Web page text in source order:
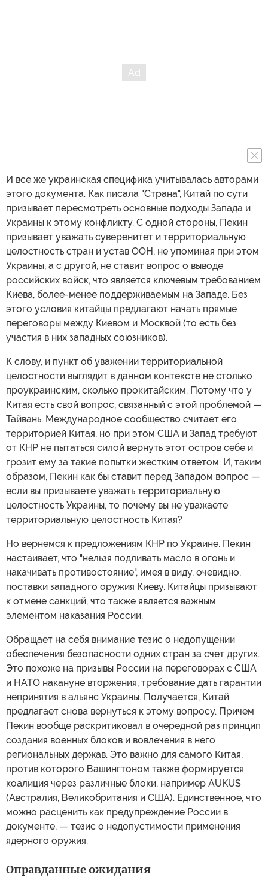
И все же украинская специфика учитывалась авторами
этого документа. Как писала "Страна", Китай по сути
призывает пересмотреть основные подходы Запада и
Украины к этому конфликту. С одной стороны, Пекин
призывает уважать суверенитет и территориальную
целостность стран и устав ООН, не упоминая при этом
Украины, а с другой, не ставит вопрос о выводе
российских войск, что является ключевым требованием
Киева, более-менее поддерживаемым на Западе. Без
этого условия китайцы предлагают начать прямые
переговоры между Киевом и Москвой (то есть без
участия в них западных союзников).
К слову, и пункт об уважении территориальной
целостности выглядит в данном контексте не столько
проукраинским, сколько прокитайским. Потому что у
Китая есть свой вопрос, связанный с этой проблемой —
Тайвань. Международное сообщество считает его
территорией Китая, но при этом США и Запад требуют
от КНР не пытаться силой вернуть этот остров себе и
грозит ему за такие попытки жестким ответом. И, таким
образом, Пекин как бы ставит перед Западом вопрос —
если вы призываете уважать территориальную
целостность Украины, то почему вы не уважаете
территориальную целостность Китая?
Но вернемся к предложениям КНР по Украине. Пекин
настаивает, что "нельзя подливать масло в огонь и
накачивать противостояние", имея в виду, очевидно,
поставки западного оружия Киеву. Китайцы призывают
к отмене санкций, что также является важным
элементом наказания России.
Обращает на себя внимание тезис о недопущении
обеспечения безопасности одних стран за счет других.
Это похоже на призывы России на переговорах с США
и НАТО накануне вторжения, требование дать гарантии
непринятия в альянс Украины. Получается, Китай
предлагает снова вернуться к этому вопросу. Причем
Пекин вообще раскритиковал в очередной раз принцип
создания военных блоков и вовлечения в него
региональных держав. Это важно для самого Китая,
против которого Вашингтоном также формируется
коалиция через различные блоки, например AUKUS
(Австралия, Великобритания и США). Единственное, что
можно расценить как предупреждение России в
документе, — тезис о недопустимости применения
ядерного оружия.
Оправданные ожидания